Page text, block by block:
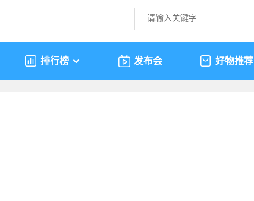
排行榜 发布会 好物推荐